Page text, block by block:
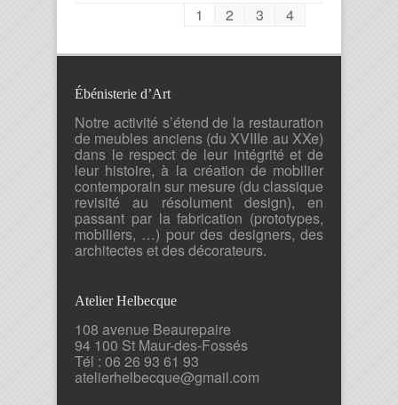
1 2 3 4
Ébénisterie d’Art
Notre activité s’étend de la restauration
de meubles anciens (du XVIIIe au XXe)
dans le respect de leur intégrité et de
leur histoire, à la création de mobilier
contemporain sur mesure (du classique
revisité au résolument design), en
passant par la fabrication (prototypes,
mobiliers, …) pour des designers, des
architectes et des décorateurs.
Atelier Helbecque
108 avenue Beaurepaire
94 100 St Maur-des-Fossés
Tél : 06 26 93 61 93
atelierhelbecque@gmail.com